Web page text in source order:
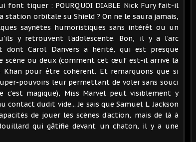
font tiquer : POURQUOI DIABLE Nick Fury fait-il
orbitale su Shield ? On ne le saura jamais,
saynètes humoristiques sans intérêt ou un
y retrouvent l'adolescente. Bon, il y a l'arc
dont Carol Danvers a hérité, qui est presque
scène ou deux (comment cet œuf est-il arrivé là
Khan pour être cohérent. Et remarquons que si
pouvoirs leur permettant de voler sans souci
c'est magique), Miss Marvel peut visiblement y
contact dudit vide... Je sais que Samuel L. Jackson
de jouer les scènes d'action, mais de là à
qui gâtifie devant un chaton, il y a une